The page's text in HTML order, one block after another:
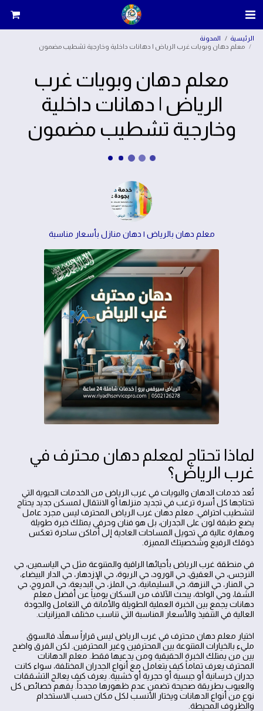
الرئيسية
المدونة
معلم دهان وبويات غرب الرياض | دهانات داخلية وخارجية تشطيب مضمون
معلم دهان وبويات غرب
الرياض | دهانات داخلية
وخارجية تشطيب مضمون
معلم دهان بالرياض | دهان منازل بأسعار مناسبة
لماذا تحتاج لمعلم دهان محترف في
غرب الرياض؟
تُعد خدمات الدهان والبويات في غرب الرياض من الخدمات الحيوية التي
تحتاجها كل أسرة ترغب في تجديد منزلها أو الانتقال لمسكن جديد يحتاج
لتشطيب احترافي. معلم دهان غرب الرياض المحترف ليس مجرد عامل
يضع طبقة لون على الجدران، بل هو فنان وحرفي يمتلك خبرة طويلة
ومهارة عالية في تحويل المساحات العادية إلى أماكن ساحرة تعكس
ذوقك الرفيع وشخصيتك المميزة.
في منطقة غرب الرياض بأحيائها الراقية والمتنوعة مثل حي الياسمين، حي
النرجس، حي العقيق، حي الورود، حي الربوة، حي الإزدهار، حي الدار البيضاء،
حي المنار، حي النزهة، حي السليمانية، حي الملز، حي البديعة، حي المروج، حي
الشفا، وحي الواحة، يبحث الآلاف من السكان يومياً عن أفضل معلم
دهانات يجمع بين الخبرة العملية الطويلة والأمانة في التعامل والجودة
العالية في التنفيذ والأسعار المناسبة التي تناسب مختلف الميزانيات.
اختيار معلم دهان محترف في غرب الرياض ليس قراراً سهلاً، فالسوق
مليء بالخيارات المتنوعة بين المحترفين وغير المحترفين. لكن الفرق واضح
بين من يمتلك الخبرة الحقيقية ومن يدعيها فقط. معلم الدهانات
المحترف يعرف تماماً كيف يتعامل مع أنواع الجدران المختلفة، سواء كانت
جدران خرسانية أو جبسية أو حجرية أو خشبية. يعرف كيف يعالج التشققات
والعيوب بطريقة صحيحة تضمن عدم ظهورها مجدداً. يفهم خصائص كل
نوع من أنواع الدهانات ويختار الأنسب لكل مكان حسب الاستخدام
والظروف المحيطة.